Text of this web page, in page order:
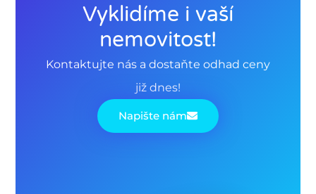
Vyklidíme i vaší
nemovitost!
Kontaktujte nás a dostaňte odhad ceny
již dnes!
Napište nám